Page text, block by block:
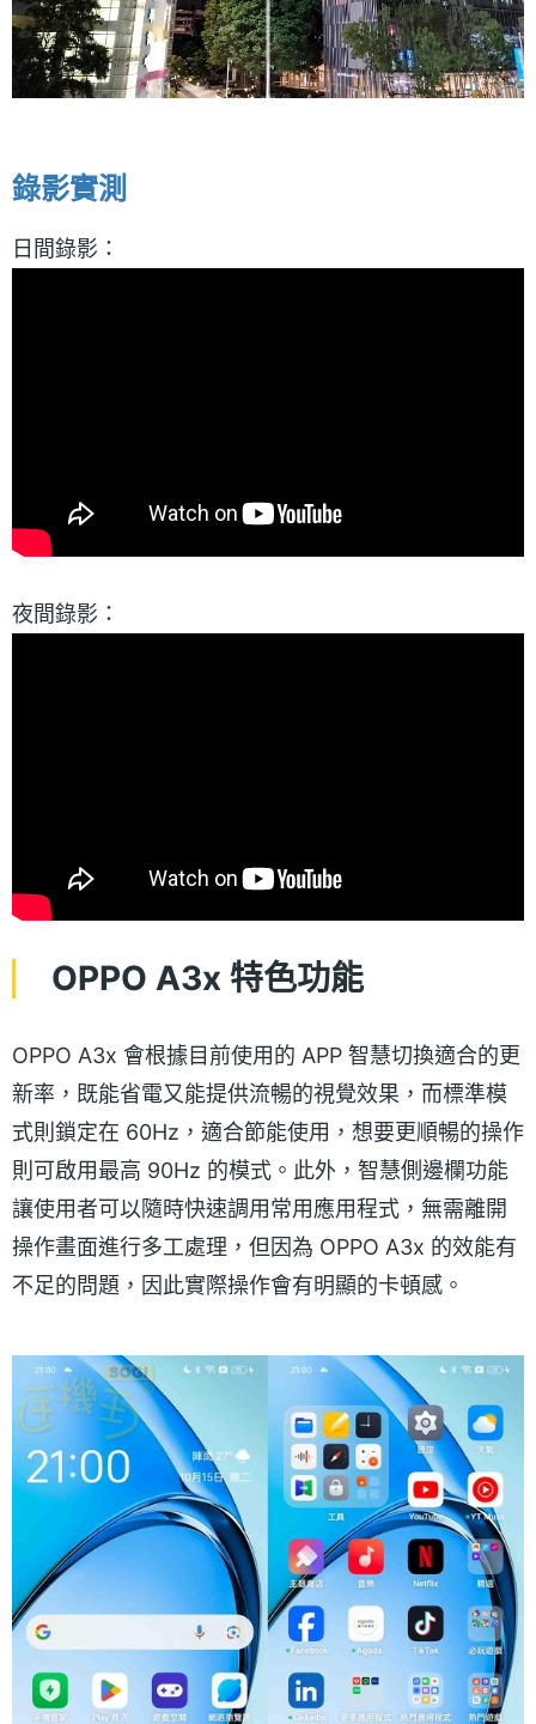
錄影實測
日間錄影：
夜間錄影：
OPPO A3x 特色功能
OPPO A3x 會根據目前使用的 APP 智慧切換適合的更
新率，既能省電又能提供流暢的視覺效果，而標準模
式則鎖定在 60Hz，適合節能使用，想要更順暢的操作
則可啟用最高 90Hz 的模式。此外，智慧側邊欄功能
讓使用者可以隨時快速調用常用應用程式，無需離開
操作畫面進行多工處理，但因為 OPPO A3x 的效能有
不足的問題，因此實際操作會有明顯的卡頓感。